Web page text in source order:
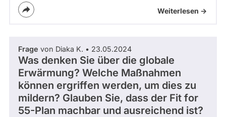
Weiterlesen ->
Frage von Diaka K. • 23.05.2024
Was denken Sie über die globale
Erwärmung? Welche Maßnahmen
können ergriffen werden, um dies zu
mildern? Glauben Sie, dass der Fit for
55-Plan machbar und ausreichend ist?